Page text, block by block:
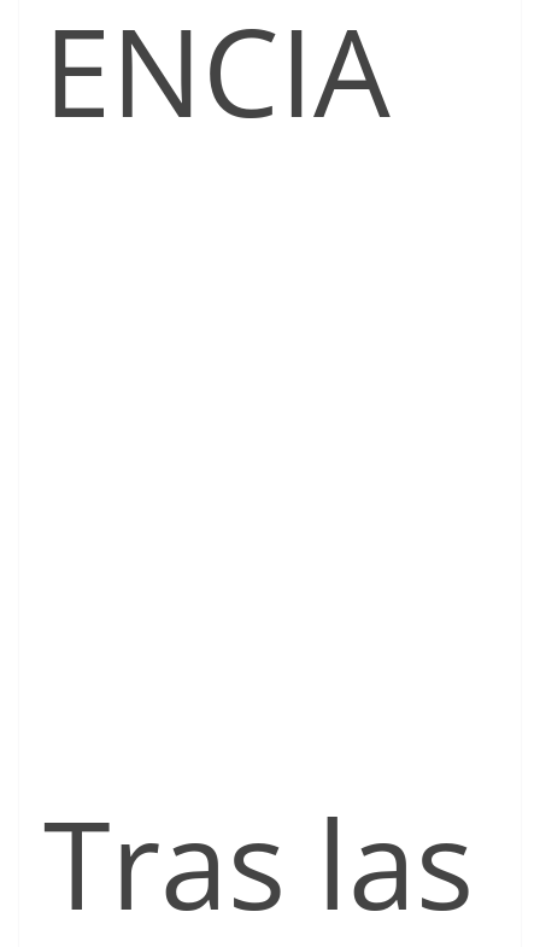
ENCIA
Tras las